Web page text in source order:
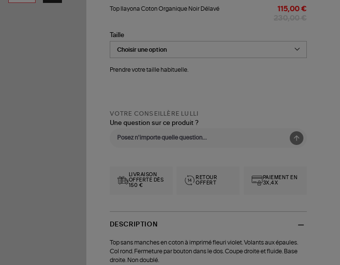
Ilayona
Noir
Délavé
Top Ilayona Coton Organique Noir Délavé 115,00 €
Taille
Prendre votre taille habituelle.
VOTRE CONSEILLÈRE LULLI
Une question sur ce produit ?
LIVRAISON
OFFERTE DÈS
150 €
RETOUR
OFFERT
PAIEMENT EN
3X,4X
DESCRIPTION
Top sans manches en coton à imprimé fleuri violet. Volants aux épaules.
Col rond. Fermeture par bouton dans le dos. Coupe droite et fluide. Base
droite. Non doublé.